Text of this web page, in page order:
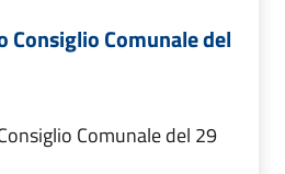
Consiglio Comunale del
Comunale del 29